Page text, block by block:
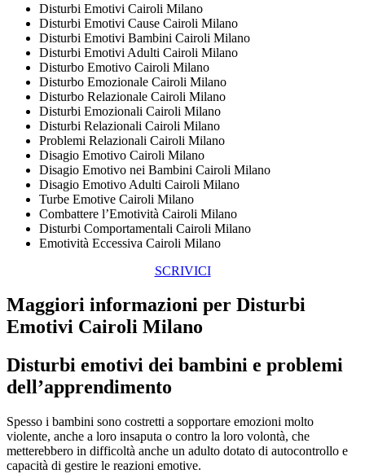
Disturbi Emotivi Cairoli Milano
Disturbi Emotivi Cause Cairoli Milano
Disturbi Emotivi Bambini Cairoli Milano
Disturbi Emotivi Adulti Cairoli Milano
Disturbo Emotivo Cairoli Milano
Disturbo Emozionale Cairoli Milano
Disturbo Relazionale Cairoli Milano
Disturbi Emozionali Cairoli Milano
Disturbi Relazionali Cairoli Milano
Problemi Relazionali Cairoli Milano
Disagio Emotivo Cairoli Milano
Disagio Emotivo nei Bambini Cairoli Milano
Disagio Emotivo Adulti Cairoli Milano
Turbe Emotive Cairoli Milano
Combattere l’Emotività Cairoli Milano
Disturbi Comportamentali Cairoli Milano
Emotività Eccessiva Cairoli Milano
SCRIVICI
Maggiori informazioni per Disturbi
Emotivi Cairoli Milano
Disturbi emotivi dei bambini e problemi
dell’apprendimento
Spesso i bambini sono costretti a sopportare emozioni molto
violente, anche a loro insaputa o contro la loro volontà, che
metterebbero in difficoltà anche un adulto dotato di autocontrollo e
capacità di gestire le reazioni emotive.